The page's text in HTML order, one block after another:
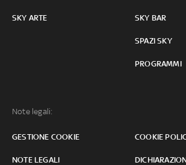
SKY ARTE SKY BAR
SPAZI SKY
PROGRAMMI
Note legali:
GESTIONE COOKIE COOKIE
NOTE LEGALI